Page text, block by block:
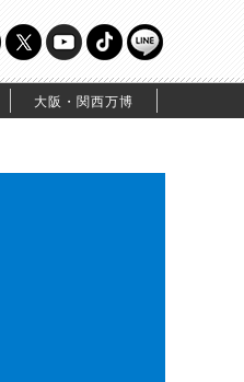
大阪・関西万博